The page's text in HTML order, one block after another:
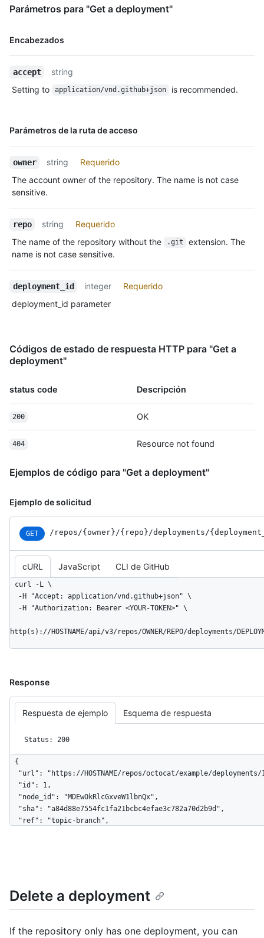
"https://github.com/images/error/octocat_happy.gif",
    "html_url": "https://github.com/octocat",
"https://HOSTNAME/users/octocat/following{/other_user}",
    "gists_url":
    "subscriptions_url":
"https://HOSTNAME/users/octocat/subscriptions",
    "organizations_url": "https://HOSTNAME/users/octocat/orgs",
    "events_url":
"https://HOSTNAME/users/octocat/events{/privacy}",
    "received_events_url":
    "type": "User",
    "site_admin": false
  },
  "statuses_url":
"https://HOSTNAME/repos/octocat/example/deployments/1/
}
Parámetros para "Get a deployment"
Encabezados
Nombre,
accept
string
Setting to
application/vnd.github+json is recommended.
Parámetros de la ruta de acceso
Nombre,
owner string
Requerido
The account owner of the repository. The name is not case
sensitive.
repo string
Requerido
The name of the repository without the
.git
extension. The
name is not case sensitive.
deployment_id integer
Requerido
deployment_id parameter
Códigos de estado de respuesta HTTP para "Get a
deployment"
status code Descripción
200 OK
404 Resource not found
Ejemplos de código para "Get a deployment"
Ejemplo de solicitud
GET /repos /{owner} /{repo} /deployments /
cURL JavaScript CLI de GitHub
curl -L \
http(s)://HOSTNAME/api/v3/repos/OWNER/REPO/deployments/
Response
Respuesta de ejemplo Esquema de respuesta
Status: 200
{
  "creator": {
    "login": "octocat",
    "node_id": "MDQ6VXNlcjE=",
Delete a deployment
If the repository only has one deployment, you can